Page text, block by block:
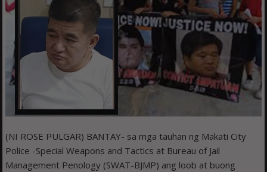
(NI ROSE PULGAR) BANTAY- sa mga tauhan ng Makati City
Police -Special Weapons and Tactics at Bureau of Jail
Management Penology (SWAT-BJMP) ang loob at buong